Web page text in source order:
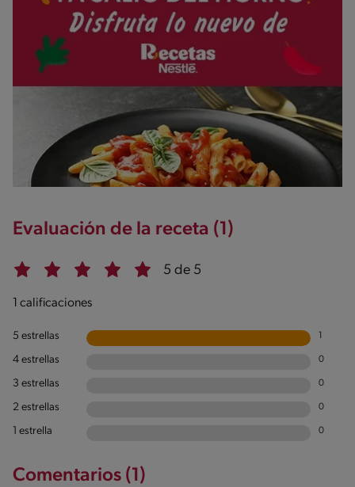
Evaluación de la receta (1)
5 de 5
1 calificaciones
5 estrellas
4 estrellas 0
3 estrellas 0
2 estrellas 0
1 estrella 0
Comentarios (1)